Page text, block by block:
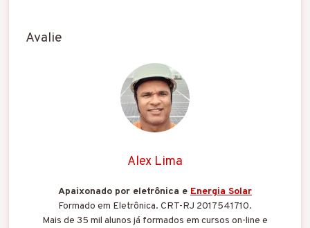
Avalie
Alex Lima
Apaixonado por eletrônica e Energia Solar
Formado em Eletrônica. CRT-RJ 2017541710.
Mais de 35 mil alunos já formados em cursos on-line e